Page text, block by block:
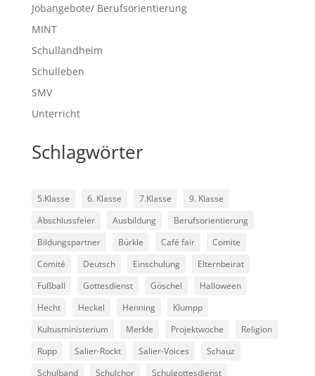
Jobangebote/ Berufsorientierung
MINT
Schullandheim
Schulleben
SMV
Unterricht
Schlagwörter
5.Klasse 6. Klasse 7.Klasse
9. Klasse
Abschlussfeier
Ausbildung
Berufsorientierung
Bildungspartner
Bürkle Café fair
Comite
Comité
Deutsch Einschulung
Elternbeirat
Fußball
Gottesdienst Göschel
Halloween
Hecht
Heckel Henning
Klumpp
Kultusministerium
Merkle Projektwoche
Religion
Rupp
Salier-Rockt Salier-Voices
Schauz
Schulband
Schulchor
Schulgottesdienst